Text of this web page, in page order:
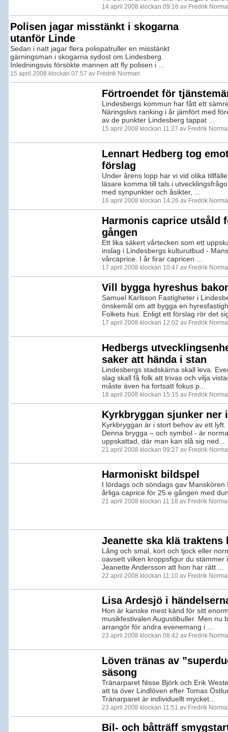
14 april 2008 klockan 09:16 av Fredrik
Polisen jagar misstänkt i skogarna
utanför Linde
Sedan i natt jagar flera polispatruller en misstänkt
gärningsman i skogarna sydost om Lindesberg.
Inledningsvis försökte mannen att fly polisen i ...
15 april 2008 klockan 07:57 av Fredrik Norman
Förtroendet för
Lindesbergs kommun har fått ett
Näringslivs ranking i år jämfört med
av de punkter Lindesberg tappat ...
15 april 2008 klockan 11:27 av Fredrik
Lennart Hedberg tog
förslag
Under årens lopp har vi vid olika
läsare komma till tals i
med synpunkter och åsikter, ...
16 april 2008 klockan 14:26 av Fredrik
Harmonis caprice utsåld
gången
Ett lika säkert vårtecken som ett
inslag i Lindesbergs kulturutbud -
vårcaprice. I år firar capricen ...
17 april 2008 klockan 10:47 av Fredrik
Vill bygga hyreshus
Samuel Karlsson Fastigheter i
önskemål om att bygga en
Folkets hus. Enligt ett förslag rör det
17 april 2008 klockan 12:02 av Fredrik
Hedbergs
saker att hända i stan
Lindesbergs stadskärna skall leva.
slag skall få folk att trivas och vilja
måste även ha fortsatt fokus p...
18 april 2008 klockan 15:15 av Fredrik
Kyrkbryggan sjunker ner
Kyrkbryggan är i stort behov av ett
Denna brygga – och symbol - är
uppskattad, där man kan slå sig ned...
21 april 2008 klockan 09:27 av Fredrik
Harmoniskt bildspel
I lördags och söndags gav Manskören
årliga caprice för 25:e gången med
21 april 2008 klockan 11:18 av Fredrik
Jeanette ska klä traktens
Lång och smal, kort och tjock eller
oavsett vilken kroppsfigur du stämmer
Jeanette Andersson att hon har rätt ...
22 april 2008 klockan 11:10 av Fredrik
Lisa Ardesjö i
Hon är kanske mest känd för sitt
musikfestivalen Augustibuller. Men nu
arrangör för andra evenemang i ...
23 april 2008 klockan 08:42 av Fredrik
Löven tränas av
säsong
Tränarparet Nisse Björk och Erik
att ta över Lindlöven efter Tomas
Tränarparet är individuellt mycket...
23 april 2008 klockan 11:51 av Fredrik
Bil- och båtträff